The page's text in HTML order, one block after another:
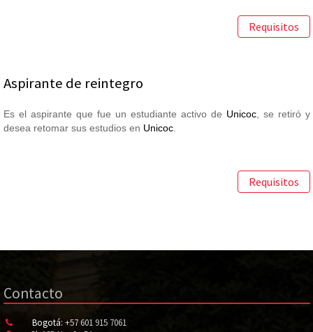
Requisitos
Aspirante de reintegro
Es el aspirante que fue un estudiante activo de Unicoc, se retiró y
desea retomar sus estudios en Unicoc.
Requisitos
Contacto
Bogotá: +57 601 915 7061